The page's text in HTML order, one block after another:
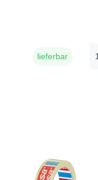
lieferbar